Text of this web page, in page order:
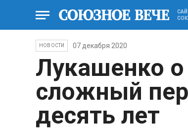
НОВОСТИ 07 декабря 2020
Лукашенко
сложный
десять лет